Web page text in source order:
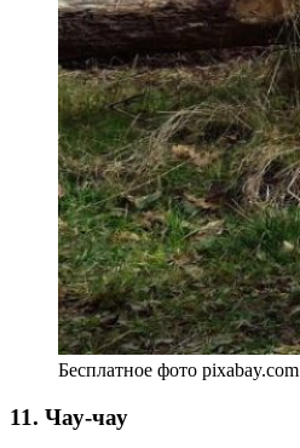
Бесплатное фото pixabay.com
11. Чау-чау